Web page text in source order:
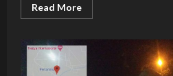
Read MoreRead
more
OPS